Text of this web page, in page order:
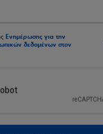
Ενημέρωσης για την
δεδομένων στον